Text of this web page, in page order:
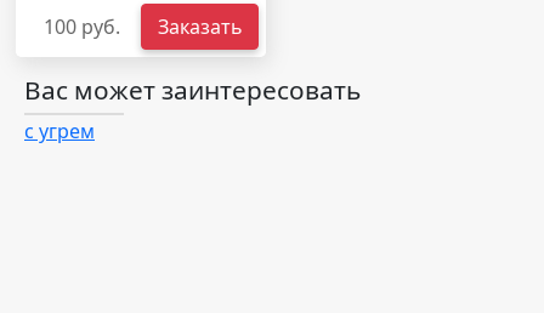
100 руб. Заказать
Вас может заинтересовать
с угрем